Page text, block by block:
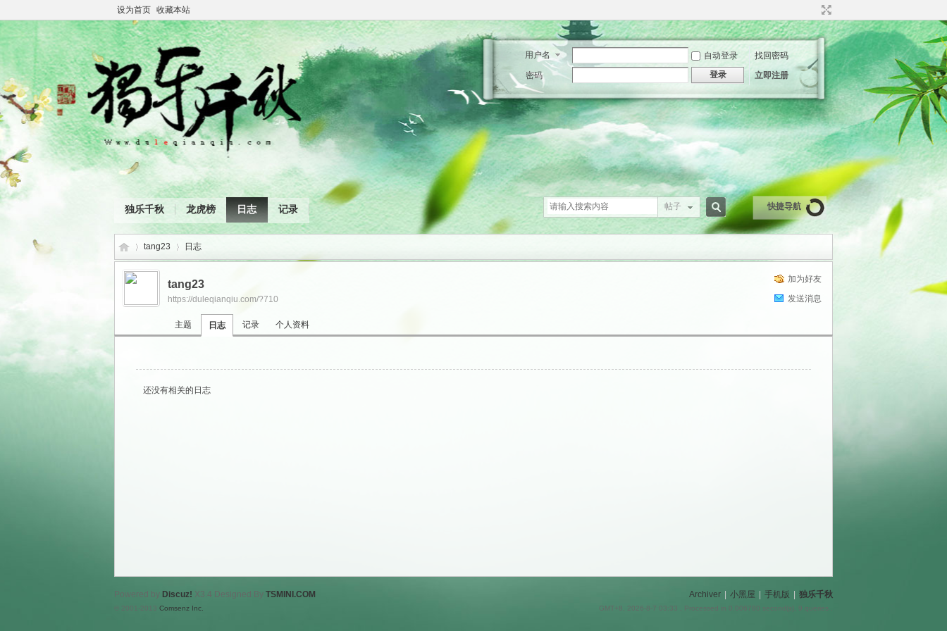
设为首页 收藏本站
用户名 自动登录
找回密码
密码
登录 立即注册
帖子
搜
快捷导航
独乐千秋 龙虎榜 日志 记录
独 ›
tang23 日志
加为好友
发送消息
tang23
https://duleqianqiu.com/?710
主题 日志 记录 个人资料
还没有相关的日志
Archiver 小黑屋 手机版 独乐千秋
GMT+8, 2026-8-7 03:33 , Processed in 0.006780 second(s), 9 queries .
Powered by Discuz! X3.4 Designed By TSMINI.COM
© 2001-2013 Comsenz Inc.